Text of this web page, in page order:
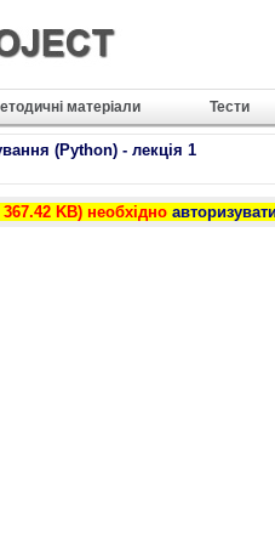
матеріали Тести
(Python) - лекція 1
KB) необхідно